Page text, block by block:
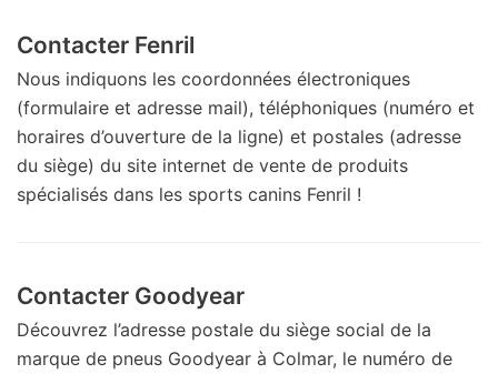
Contacter Fenril
Nous indiquons les coordonnées électroniques
(formulaire et adresse mail), téléphoniques (numéro et
horaires d’ouverture de la ligne) et postales (adresse
du siège) du site internet de vente de produits
spécialisés dans les sports canins Fenril !
Contacter Goodyear
Découvrez l’adresse postale du siège social de la
marque de pneus Goodyear à Colmar, le numéro de